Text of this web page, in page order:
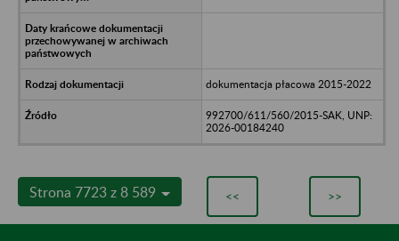
dokumentacja płacowa 2015-2022
992700/611/560/2015-SAK, UNP:
2026-00184240
Strona 7723 z 8 589 << >>